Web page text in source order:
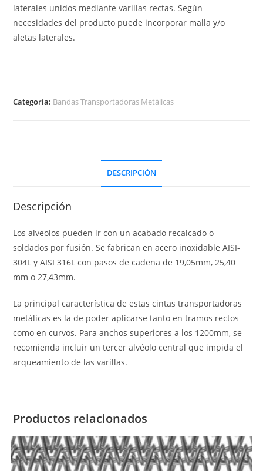
laterales unidos mediante varillas rectas. Según
necesidades del producto puede incorporar malla y/o
aletas laterales.
Categoría: Bandas Transportadoras Metálicas
DESCRIPCIÓN
Descripción
Los alveolos pueden ir con un acabado recalcado o
soldados por fusión. Se fabrican en acero inoxidable AISI-
304L y AISI 316L con pasos de cadena de 19,05mm, 25,40
mm o 27,43mm.
La principal característica de estas cintas transportadoras
metálicas es la de poder aplicarse tanto en tramos rectos
como en curvos. Para anchos superiores a los 1200mm, se
recomienda incluir un tercer alvéolo central que impida el
arqueamiento de las varillas.
Productos relacionados